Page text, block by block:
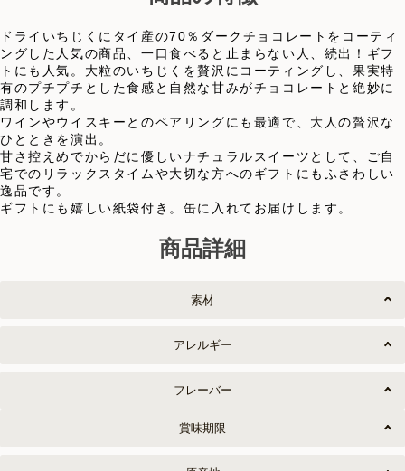
ドライいちじくにタイ産の70％ダークチョコレートをコーティ
ングした人気の商品、一口食べると止まらない人、続出！ギフ
トにも人気。大粒のいちじくを贅沢にコーティングし、果実特
有のプチプチとした食感と自然な甘みがチョコレートと絶妙に
調和します。
ワインやウイスキーとのペアリングにも最適で、大人の贅沢な
ひとときを演出。
甘さ控えめでからだに優しいナチュラルスイーツとして、ご自
宅でのリラックスタイムや大切な方へのギフトにもふさわしい
逸品です。
ギフトにも嬉しい紙袋付き。缶に入れてお届けします。
商品詳細
素材
アレルギー
フレーバー
賞味期限